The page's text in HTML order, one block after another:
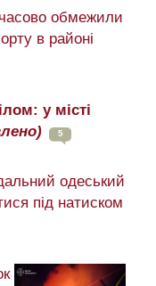
обмежили
в районі
у місті
5
одеський
під натиском